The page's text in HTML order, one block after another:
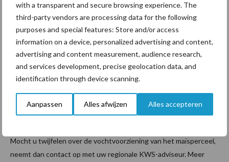
with a transparent and secure browsing experience. The
third-party vendors are processing data for the following
purposes and special features: Store and/or access
information on a device, personalized advertising and content,
advertising and content measurement, audience research,
and services development, precise geolocation data, and
identification through device scanning.
Aanpassen Alles afwijzen Alles accepteren
kaliumtekort is dan ook meer gevoelig voor droogte. Ook de
aanwezigheid van voldoende borium in de grond en vervolgens in
de plant is heel belangrijk. Borium heeft, naast kalium een
belangrijke functie in de waterhuishouding van de plant. Maïs die
optimaal is voorzien van kalium en borium is in het voordeel.
Ook wordt er door de wereldwijde problematiek van de
watertekorten door KWS in de veredeling al heel lang aandacht
besteed aan selectie van maïsrassen die minder gevoelig zijn voor
Mocht u twijfelen over de vochtvoorziening van het maïsperceel,
neemt dan contact op met uw regionale KWS-adviseur. Meer